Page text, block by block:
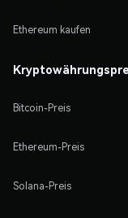
Ethereum kaufen
Bitcoin-Preis
Ethereum-Preis
Solana-Preis